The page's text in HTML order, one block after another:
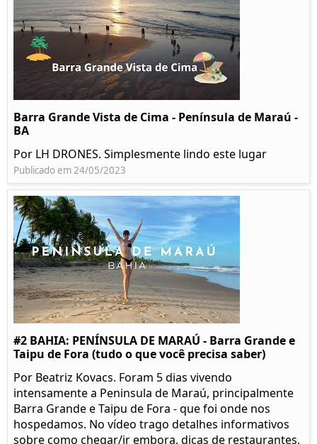
Barra Grande Vista de Cima - Península de Maraú -
BA
Por LH DRONES. Simplesmente lindo este lugar
Publicado em 24/05/2023
#2 BAHIA: PENÍNSULA DE MARAÚ - Barra Grande e
Taipu de Fora (tudo o que você precisa saber)
Por Beatriz Kovacs. Foram 5 dias vivendo
intensamente a Peninsula de Maraú, principalmente
Barra Grande e Taipu de Fora - que foi onde nos
hospedamos. No vídeo trago detalhes informativos
sobre como chegar/ir embora, dicas de restaurantes,